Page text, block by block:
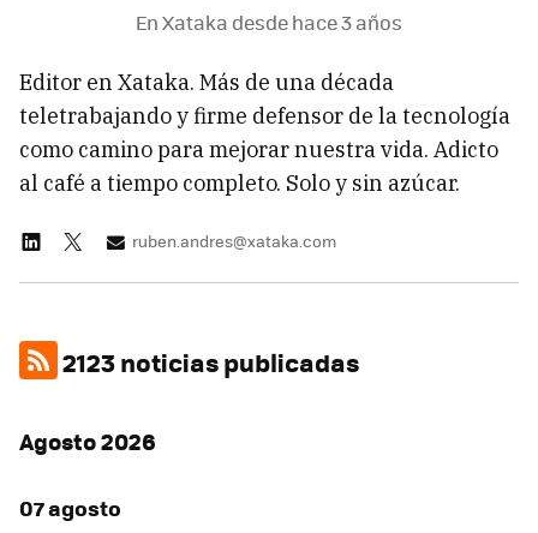
En Xataka desdehace 3 años
Editor en Xataka. Más de una década
teletrabajando y firme defensor de la tecnología
como camino para mejorar nuestra vida. Adicto
al café a tiempo completo. Solo y sin azúcar.
ruben.andres@xataka.com
2123 noticias publicadas
Agosto 2026
07 agosto